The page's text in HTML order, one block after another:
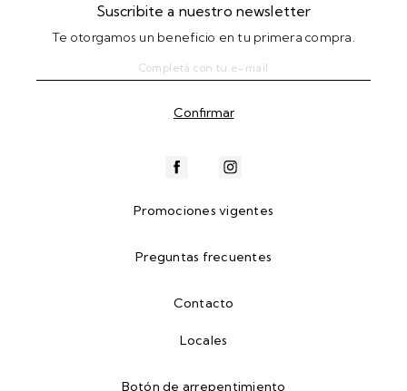
Suscribite a nuestro newsletter
Te otorgamos un beneficio en tu primera compra.
Promociones vigentes
Preguntas frecuentes
Contacto
Locales
Botón de arrepentimiento